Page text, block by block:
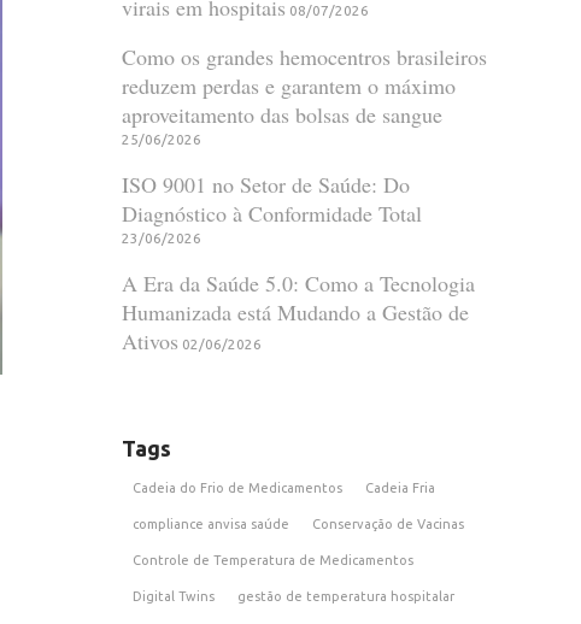
virais em hospitais 08/07/2026
Como os grandes hemocentros brasileiros
reduzem perdas e garantem o máximo
aproveitamento das bolsas de sangue
25/06/2026
ISO 9001 no Setor de Saúde: Do
Diagnóstico à Conformidade Total
23/06/2026
A Era da Saúde 5.0: Como a Tecnologia
Humanizada está Mudando a Gestão de
Ativos 02/06/2026
Tags
Cadeia do Frio de Medicamentos Cadeia Fria
compliance anvisa saúde Conservação de Vacinas
Controle de Temperatura de Medicamentos
Digital Twins gestão de temperatura hospitalar